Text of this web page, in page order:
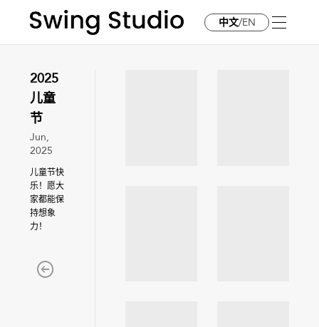
中文/EN
2025
儿童
节
Jun,
2025
儿童节快
乐！愿大
家都能保
持想象
力！